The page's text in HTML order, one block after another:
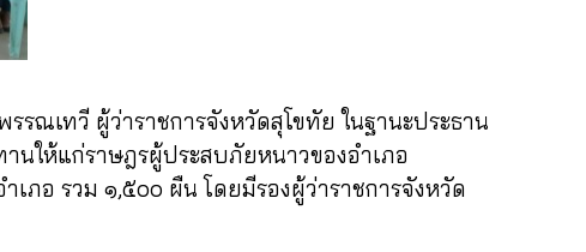
ณเทวี ผู้ว่าราชการจังหวัดสุโขทัย ในฐานะประธาน
นให้แก่ราษฎรผู้ประสบภัยหนาวของอำเภอ
ภอ รวม ๑,๕๐๐ ผืน โดยมีรองผู้ว่าราชการจังหวัด